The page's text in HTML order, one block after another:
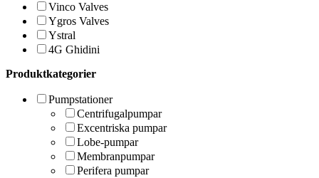
Vinco Valves
Ygros Valves
Ystral
4G Ghidini
Produktkategorier
Pumpstationer
Centrifugalpumpar
Excentriska pumpar
Lobe-pumpar
Membranpumpar
Perifera pumpar